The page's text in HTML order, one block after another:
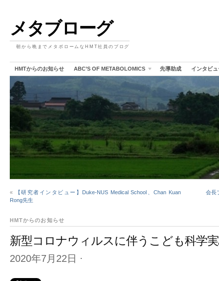
メタブローグ
朝から晩までメタボロームなHMT社員のブログ
HMTからのお知らせ ABC’S OF METABOLOMICS 先導助成 インタビュ
«
【研究者インタビュー】Duke-NUS Medical School、Chan Kuan
Rong先生
会長
HMTからのお知らせ
新型コロナウィルスに伴うこども科学
2020年7月22日 ⋅